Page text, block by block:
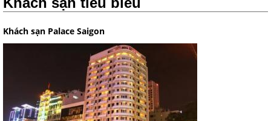
Khách sạn Palace Saigon